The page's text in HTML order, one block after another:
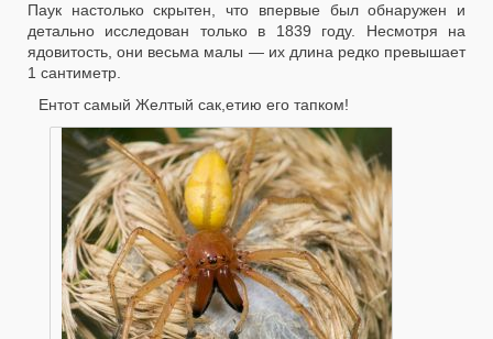
Паук настолько скрытен, что впервые был обнаружен и
детально исследован только в 1839 году. Несмотря на
ядовитость, они весьма малы — их длина редко превышает
1 сантиметр.
Ентот самый Желтый сак,етию его тапком!